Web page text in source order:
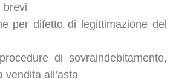
brevi
per difetto di legittimazione del
di sovraindebitamento,
vendita all’asta